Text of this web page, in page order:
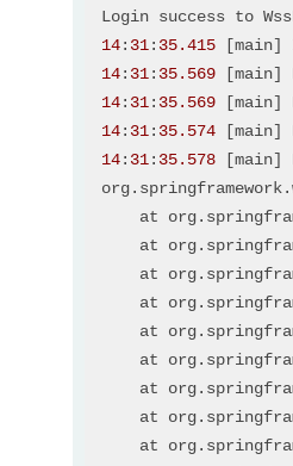
//
public
class
public static
// 1.login
//
    }
private static
String
String
HttpHeaders
        headers.add(
return
14: 31: 35.415
14: 31: 35.569 [main]
14: 31: 35.569 [main]
14: 31: 35.574 [main]
14: 31: 35.578 [main]
at
at
at
at
at
at
at
at
at